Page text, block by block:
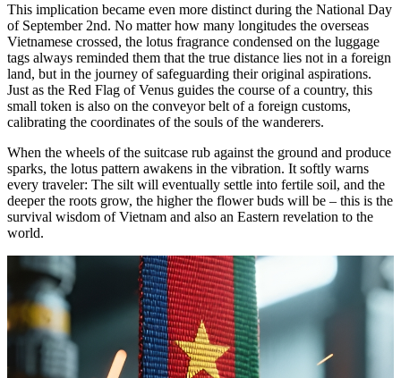
This implication became even more distinct during the National Day
of September 2nd. No matter how many longitudes the overseas
Vietnamese crossed, the lotus fragrance condensed on the luggage
tags always reminded them that the true distance lies not in a foreign
land, but in the journey of safeguarding their original aspirations.
Just as the Red Flag of Venus guides the course of a country, this
small token is also on the conveyor belt of a foreign customs,
calibrating the coordinates of the souls of the wanderers.
When the wheels of the suitcase rub against the ground and produce
sparks, the lotus pattern awakens in the vibration. It softly warns
every traveler: The silt will eventually settle into fertile soil, and the
deeper the roots grow, the higher the flower buds will be – this is the
survival wisdom of Vietnam and also an Eastern revelation to the
world.